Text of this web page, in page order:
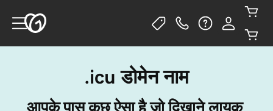
.icu डोमेन नाम
आपके पास कुछ ऐसा है जो दिखाने लायक